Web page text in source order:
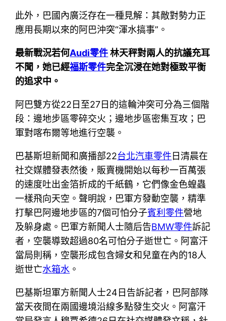
此外，巴國內廣泛存在一種見解：其敵對勢力正
應用長期以來的阿巴沖突“渾水搞事”。
最新戰況若何Audi零件林天秤對兩人的抗議充耳
不聞，她已經福斯零件完全沉浸在她對極致平衡
的追求中。
阿巴雙方從22日至27日的這輪沖突可分為三個階
段：邊地步區零碎交火；邊地步區密集互攻；巴
軍對喀布爾等地進行空襲。
巴基斯坦新聞和廣播部22台北汽車零件日清晨在
社交媒體發表然後，販賣機開始以每秒一百萬張
的速度吐出金箔折成的千紙鶴，它們像金色蝗蟲
一樣飛向天空。聲明說，巴軍方發動空襲，精準
打擊巴阿邊地步區的7個可怕分子賓利零件營地
及躲身處。巴軍方新聞人士隨后告BMW零件訴記
者，空襲導致超過80名可怕分子逝世亡。阿富汗
當局則稱，空襲形成包含婦女和兒童在內的18人
逝世亡水箱水 。
巴基斯坦軍方新聞人士24日告訴記者，巴阿部隊
當天夜間在兩國邊境沿線多點發生交火。阿富汗